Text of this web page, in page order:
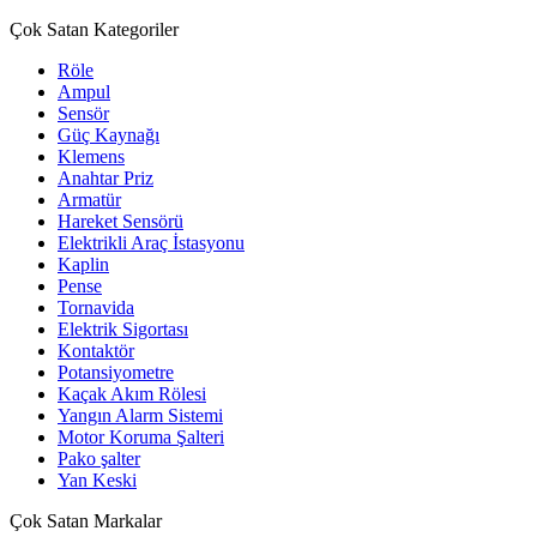
Çok Satan Kategoriler
Röle
Ampul
Sensör
Güç Kaynağı
Klemens
Anahtar Priz
Armatür
Hareket Sensörü
Elektrikli Araç İstasyonu
Kaplin
Pense
Tornavida
Elektrik Sigortası
Kontaktör
Potansiyometre
Kaçak Akım Rölesi
Yangın Alarm Sistemi
Motor Koruma Şalteri
Pako şalter
Yan Keski
Çok Satan Markalar